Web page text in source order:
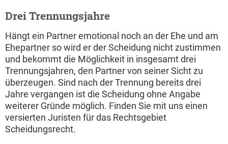
Drei Trennungsjahre
Hängt ein Partner emotional noch an der Ehe und am
Ehepartner so wird er der Scheidung nicht zustimmen
und bekommt die Möglichkeit in insgesamt drei
Trennungsjahren, den Partner von seiner Sicht zu
überzeugen. Sind nach der Trennung bereits drei
Jahre vergangen ist die Scheidung ohne Angabe
weiterer Gründe möglich. Finden Sie mit uns einen
versierten Juristen für das Rechtsgebiet
Scheidungsrecht.